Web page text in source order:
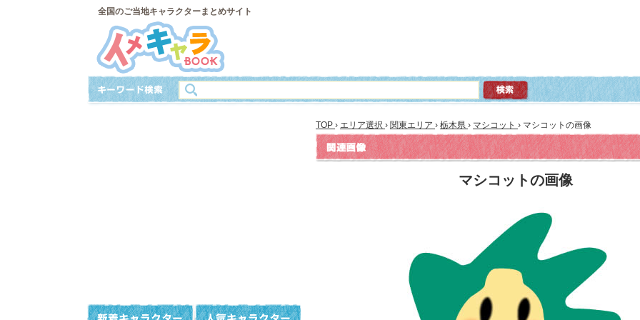
全国のご当地キャラクターまとめサイト
TOP › エリア選択 › 関東エリア › 栃木県 › マシコット › マシコットの画像
マシコットの画像